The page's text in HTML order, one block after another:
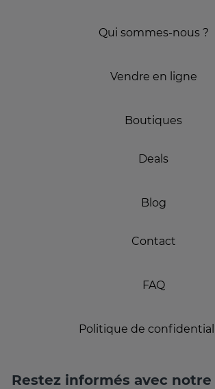
Qui sommes-nous ?
Vendre en ligne
Boutiques
Deals
Blog
Contact
FAQ
Politique de
Restez informés avec